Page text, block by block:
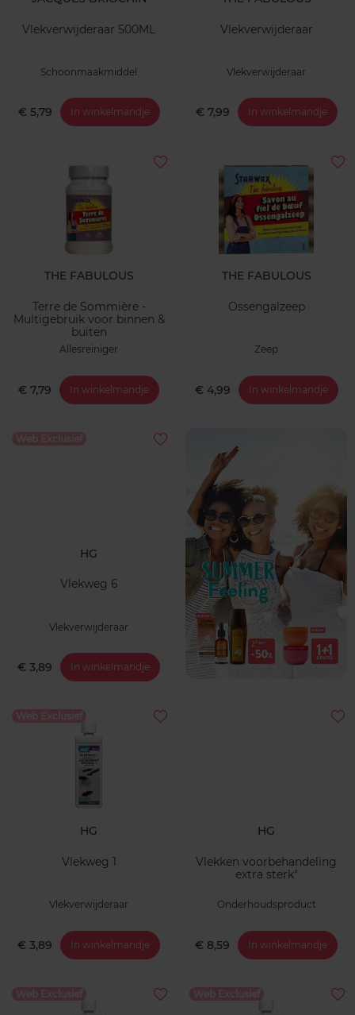
Vlekverwijderaar 500ML
Schoonmaakmiddel
€ 5,79 In winkelmandje
Vlekverwijderaar
Vlekverwijderaar
€ 7,99 In winkelmandje
THE FABULOUS
Terre de Sommière -
Multigebruik voor binnen &
buiten
Allesreiniger
€ 7,79 In winkelmandje
THE FABULOUS
Ossengalzeep
Zeep
€ 4,99 In winkelmandje
HG
Vlekweg 6
Vlekverwijderaar
€ 3,89 In winkelmandje
HG
Vlekweg 1
Vlekverwijderaar
€ 3,89 In winkelmandje
HG
Vlekken voorbehandeling
extra sterk"
Onderhoudsproduct
€ 8,59 In winkelmandje